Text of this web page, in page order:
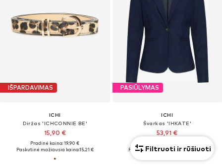
IŠPARDAVIMAS
ICHI
Diržas 'ICHCONNIE BE'
15,90 €
Pradinė kaina: 19,90 €
Paskutinė mažiausia kaina:15,21 €
PASIŪLYMAS
ICHI
Švarkas 'IHKATE'
53,91 €
Paskutinė mažiausia kaina:53,91 €
Filtruoti ir rūšiuoti